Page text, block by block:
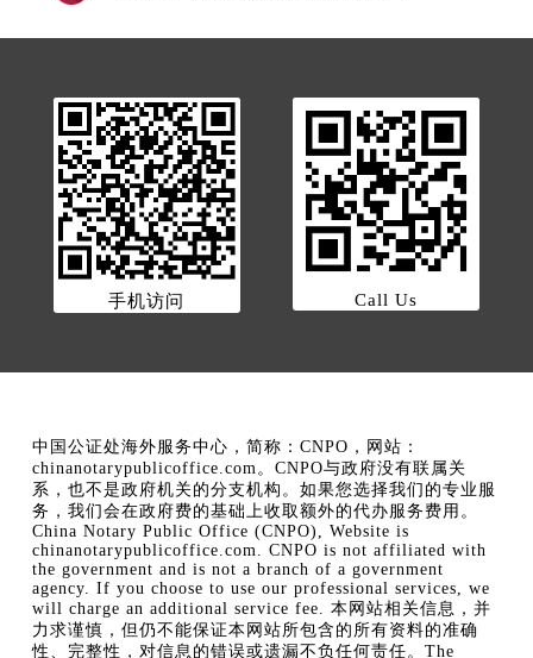
手机访问 Call Us
中国公证处海外服务中心，简称：CNPO，网站：
chinanotarypublicoffice.com。CNPO与政府没有联属关
系，也不是政府机关的分支机构。如果您选择我们的专业服
务，我们会在政府费的基础上收取额外的代办服务费用。
China Notary Public Office (CNPO), Website is
chinanotarypublicoffice.com. CNPO is not affiliated with
the government and is not a branch of a government
agency. If you choose to use our professional services, we
will charge an additional service fee. 本网站相关信息，并
力求谨慎，但仍不能保证本网站所包含的所有资料的准确
性、完整性，对信息的错误或遗漏不负任何责任。The